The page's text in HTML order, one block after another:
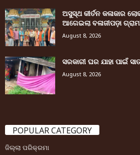
ଅସୁସ୍ଥ କୀର୍ତନ କଳାକାର
ଆଗେଇଲା ବଳାଜୀପଡ଼ା ଗ୍ରାମ
August 8, 2026
ସରକାରୀ ଘର ଯାହା ପାଇଁ
August 8, 2026
POPULAR CATEGORY
ଜିଲ୍ଲା ପରିକ୍ରମା